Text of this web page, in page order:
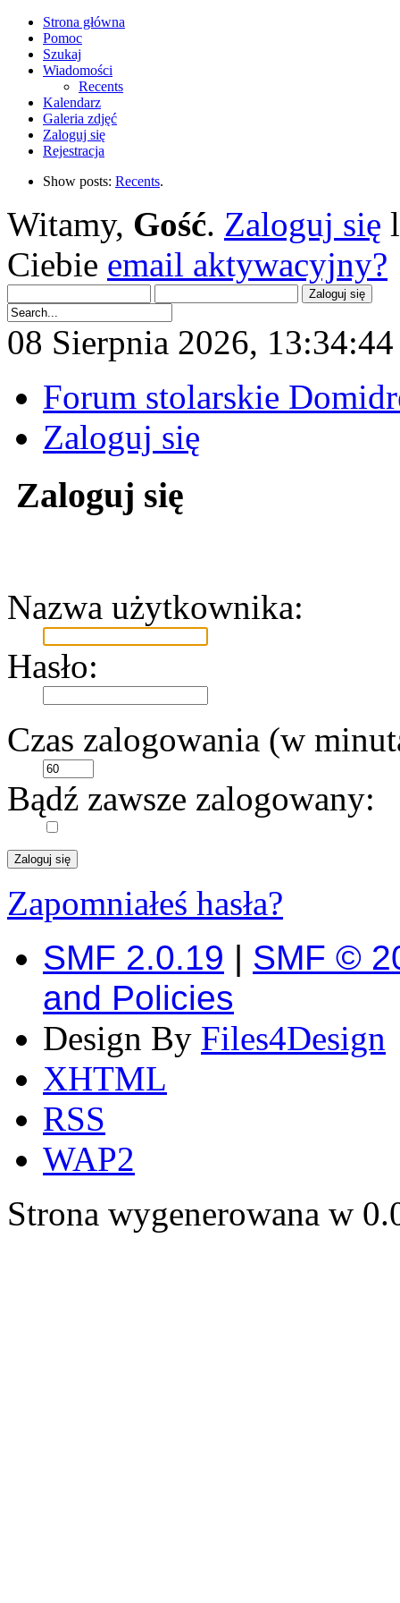
Strona główna
Pomoc
Szukaj
Wiadomości
Recents
Kalendarz
Galeria zdjęć
Zaloguj się
Rejestracja
Show posts: Recents.
Witamy, Gość. Zaloguj się
Ciebie email aktywacyjny?
08 Sierpnia 2026,
Forum stolarskie
Zaloguj się
Zaloguj się
Nazwa użytkownika:
Hasło:
Czas zalogowania (w
Bądź zawsze zalogowany:
Zapomniałeś hasła?
SMF 2.0.19 | SMF ©
and Policies
Design By Files4Design
XHTML
RSS
WAP2
Strona wygenerowana w